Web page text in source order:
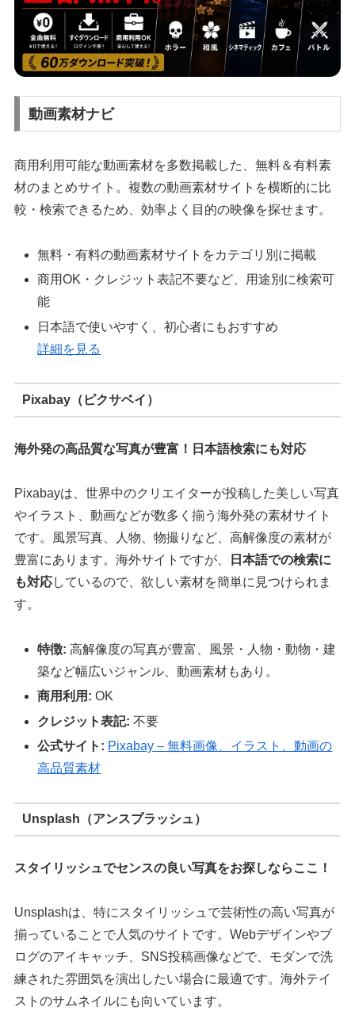
動画素材ナビ
商用利用可能な動画素材を多数掲載した、無料＆有料素
材のまとめサイト。複数の動画素材サイトを横断的に比
較・検索できるため、効率よく目的の映像を探せます。
無料・有料の動画素材サイトをカテゴリ別に掲載
商用OK・クレジット表記不要など、用途別に検索可
能
日本語で使いやすく、初心者にもおすすめ
詳細を見る
Pixabay（ピクサベイ）
海外発の高品質な写真が豊富！日本語検索にも対応
Pixabayは、世界中のクリエイターが投稿した美しい写真
やイラスト、動画などが数多く揃う海外発の素材サイト
です。風景写真、人物、物撮りなど、高解像度の素材が
豊富にあります。海外サイトですが、
日本語での検索に
も対応しているので、欲しい素材を簡単に見つけられま
す。
特徴: 高解像度の写真が豊富、風景・人物・動物・建
築など幅広いジャンル、動画素材もあり。
商用利用: OK
クレジット表記: 不要
公式サイト: Pixabay – 無料画像、イラスト、動画の
高品質素材
Unsplash（アンスプラッシュ）
スタイリッシュでセンスの良い写真をお探しならここ！
Unsplashは、特にスタイリッシュで芸術性の高い写真が
揃っていることで人気のサイトです。Webデザインやブ
ログのアイキャッチ、SNS投稿画像などで、モダンで洗
練された雰囲気を演出したい場合に最適です。海外テイ
ストのサムネイルにも向いています。